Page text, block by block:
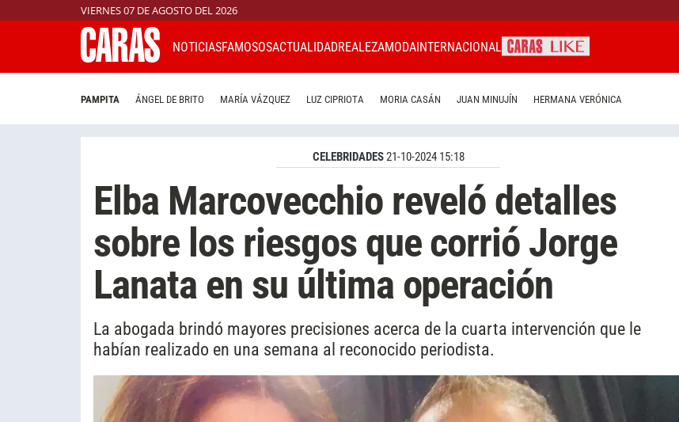
VIERNES 07 DE AGOSTO DEL 2026
NOTICIASFAMOSOSACTUALIDADREALEZAMODAINTERNACIONAL
PAMPITA ÁNGEL DE BRITO MARÍA VÁZQUEZ LUZ CIPRIOTA MORIA CASÁN JUAN MINUJÍN HERMANA VERÓNICA
CELEBRIDADES21-10-2024 15:18
Elba Marcovecchio reveló detalles
sobre los riesgos que corrió Jorge
Lanata en su última operación
La abogada brindó mayores precisiones acerca de la cuarta intervención que le
habían realizado en una semana al reconocido periodista.